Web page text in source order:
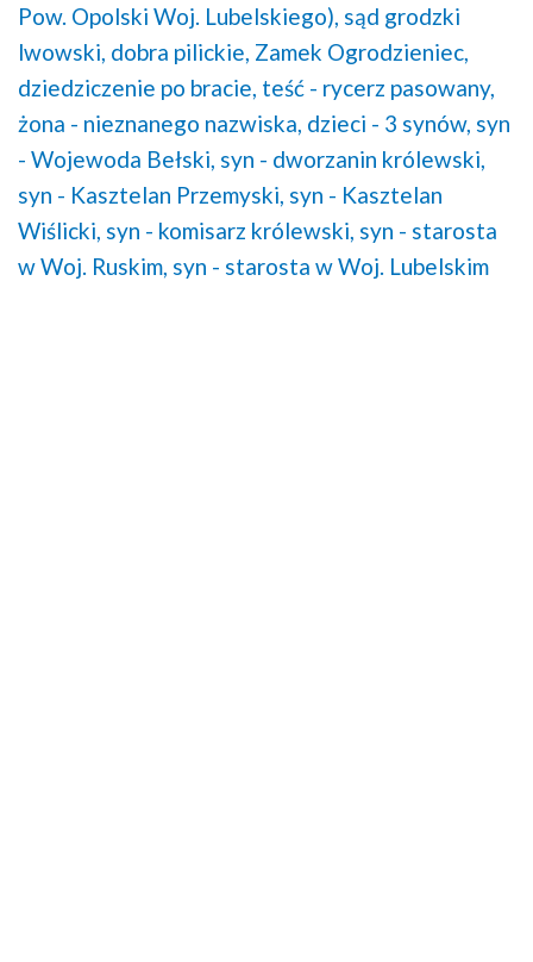
Pow. Opolski Woj. Lubelskiego), sąd grodzki
lwowski, dobra pilickie, Zamek Ogrodzieniec,
dziedziczenie po bracie, teść - rycerz pasowany,
żona - nieznanego nazwiska, dzieci - 3 synów, syn
- Wojewoda Bełski, syn - dworzanin królewski,
syn - Kasztelan Przemyski, syn - Kasztelan
Wiślicki, syn - komisarz królewski, syn - starosta
w Woj. Ruskim, syn - starosta w Woj. Lubelskim